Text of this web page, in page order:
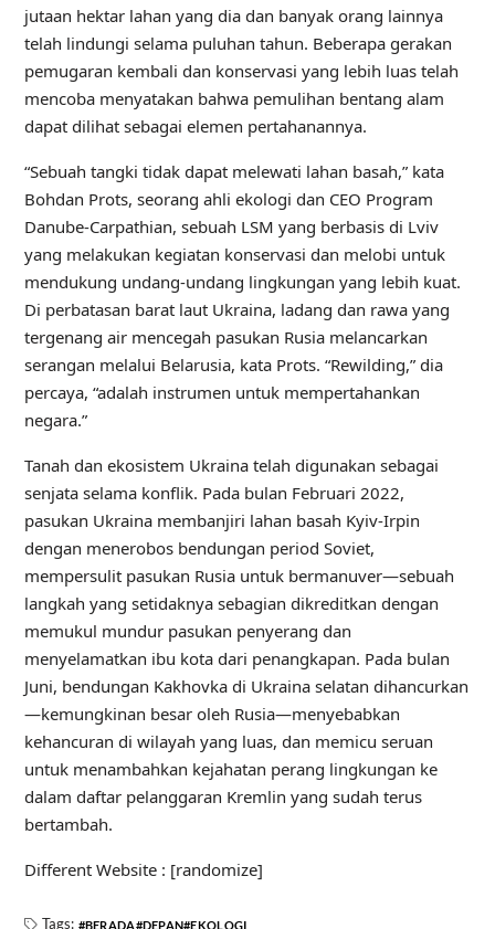
jutaan hektar lahan yang dia dan banyak orang lainnya
telah lindungi selama puluhan tahun. Beberapa gerakan
pemugaran kembali dan konservasi yang lebih luas telah
mencoba menyatakan bahwa pemulihan bentang alam
dapat dilihat sebagai elemen pertahanannya.
“Sebuah tangki tidak dapat melewati lahan basah,” kata
Bohdan Prots, seorang ahli ekologi dan CEO Program
Danube-Carpathian, sebuah LSM yang berbasis di Lviv
yang melakukan kegiatan konservasi dan melobi untuk
mendukung undang-undang lingkungan yang lebih kuat.
Di perbatasan barat laut Ukraina, ladang dan rawa yang
tergenang air mencegah pasukan Rusia melancarkan
serangan melalui Belarusia, kata Prots. “Rewilding,” dia
percaya, “adalah instrumen untuk mempertahankan
negara.”
Tanah dan ekosistem Ukraina telah digunakan sebagai
senjata selama konflik. Pada bulan Februari 2022,
pasukan Ukraina membanjiri lahan basah Kyiv-Irpin
dengan menerobos bendungan period Soviet,
mempersulit pasukan Rusia untuk bermanuver—sebuah
langkah yang setidaknya sebagian dikreditkan dengan
memukul mundur pasukan penyerang dan
menyelamatkan ibu kota dari penangkapan. Pada bulan
Juni, bendungan Kakhovka di Ukraina selatan dihancurkan
—kemungkinan besar oleh Rusia—menyebabkan
kehancuran di wilayah yang luas, dan memicu seruan
untuk menambahkan kejahatan perang lingkungan ke
dalam daftar pelanggaran Kremlin yang sudah terus
bertambah.
Different Website : [randomize]
Tags: BERADA DEPAN EKOLOGI